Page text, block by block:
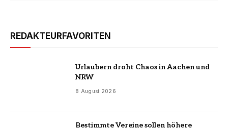
REDAKTEURFAVORITEN
Urlaubern droht Chaos in Aachen und
NRW
8 August 2026
Bestimmte Vereine sollen höhere